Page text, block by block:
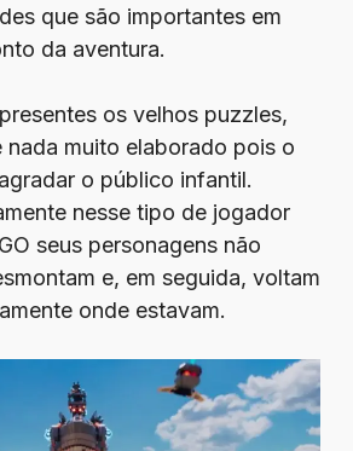
que são importantes em
da aventura.
os velhos puzzles,
nada muito elaborado pois o
o público infantil.
nesse tipo de jogador
seus personagens não
e, em seguida, voltam
onde estavam.